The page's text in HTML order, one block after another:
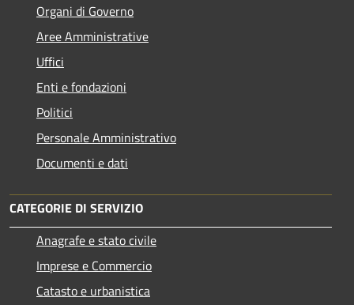
Organi di Governo
Aree Amministrative
Uffici
Enti e fondazioni
Politici
Personale Amministrativo
Documenti e dati
CATEGORIE DI SERVIZIO
Anagrafe e stato civile
Imprese e Commercio
Catasto e urbanistica